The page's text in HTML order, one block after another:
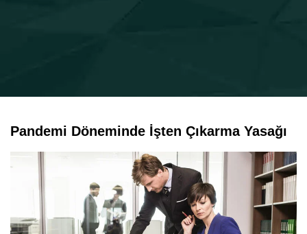
Pandemi Döneminde İşten Çıkarma Yasağı